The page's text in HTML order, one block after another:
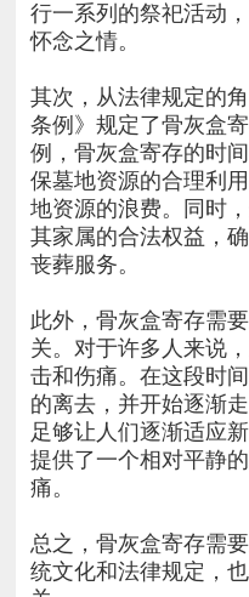
行一系列的祭祀活动
怀念之情。
其次，从法律规定的
条例》规定了骨灰盒
例，骨灰盒寄存的时
保墓地资源的合理利
地资源的浪费。同时
其家属的合法权益，
丧葬服务。
此外，骨灰盒寄存需
关。对于许多人来说
击和伤痛。在这段时
的离去，并开始逐渐
足够让人们逐渐适应
提供了一个相对平静
痛。
总之，骨灰盒寄存需
统文化和法律规定，